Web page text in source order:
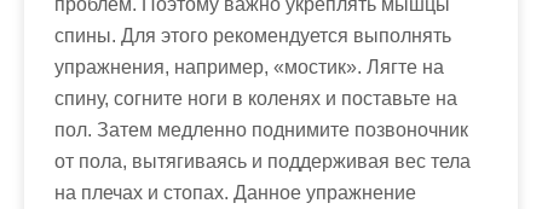
проблем. Поэтому важно укреплять мышцы
спины. Для этого рекомендуется выполнять
упражнения, например, «мостик». Лягте на
спину, согните ноги в коленях и поставьте на
пол. Затем медленно поднимите позвоночник
от пола, вытягиваясь и поддерживая вес тела
на плечах и стопах. Данное упражнение